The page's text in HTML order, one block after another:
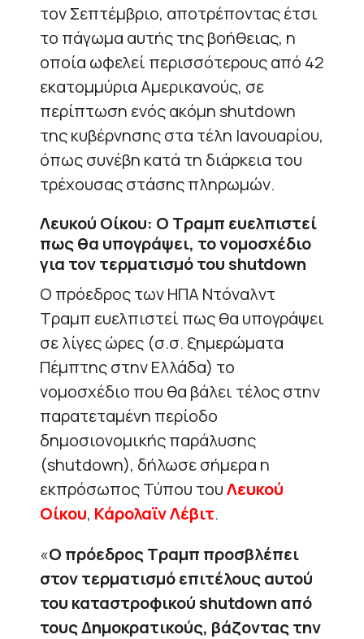
τον Σεπτέμβριο, αποτρέποντας έτσι
το πάγωμα αυτής της βοήθειας, η
οποία ωφελεί περισσότερους από 42
εκατομμύρια Αμερικανούς, σε
περίπτωση ενός ακόμη shutdown
της κυβέρνησης στα τέλη Ιανουαρίου,
όπως συνέβη κατά τη διάρκεια του
τρέχουσας στάσης πληρωμών.
Λευκού Οίκου: Ο Τραμπ ευελπιστεί
πως θα υπογράψει, το νομοσχέδιο
για τον τερματισμό του shutdown
Ο πρόεδρος των ΗΠΑ Ντόναλντ
Τραμπ ευελπιστεί πως θα υπογράψει
σε λίγες ώρες (σ.σ. ξημερώματα
Πέμπτης στην Ελλάδα) το
νομοσχέδιο που θα βάλει τέλος στην
παρατεταμένη περίοδο
δημοσιονομικής παράλυσης
(shutdown), δήλωσε σήμερα η
εκπρόσωπος Τύπου τουΛευκού
Οίκου, Κάρολαϊν Λέβιτ.
«Ο πρόεδρος Τραμπ προσβλέπει
στον τερματισμό επιτέλους αυτού
του καταστροφικού shutdown από
τους Δημοκρατικούς, βάζοντας την